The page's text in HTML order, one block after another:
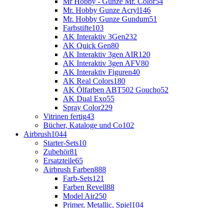
Mr. Hobby Gunze Acryl146
Mr. Hobby Gunze Gundum51
Farbstifte103
AK Interaktiv 3Gen232
AK Quick Gen80
AK Interaktiv 3gen AIR120
AK Interaktiv 3gen AFV80
AK Interaktiv Figuren40
AK Real Colors180
AK Ölfarben ABT502 Goucho52
AK Dual Exo55
Spray Color229
Vitrinen fertig43
Bücher, Kataloge und Co102
Airbrush1044
Starter-Sets10
Zubehör81
Ersatzteile65
Airbrush Farben888
Farb-Sets121
Farben Revell88
Model Air250
Primer, Metallic, Spiel104